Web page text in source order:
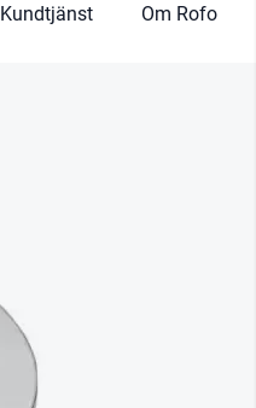
Kundtjänst Om Rofo